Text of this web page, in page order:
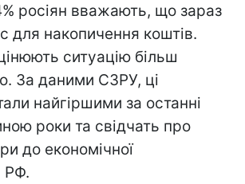
росіян вважають, що зараз
для накопичення коштів.
ситуацію більш
За даними СЗРУ, ці
найгіршими за останні
роки та свідчать про
до економічної
РФ.